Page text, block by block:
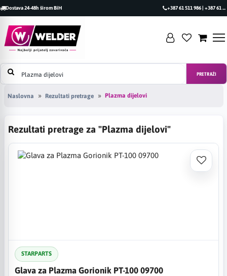
Dostava 24-48h širom BiH +387 61 511 986 | +387 61 493 470
PRETRAŽI
Naslovna Rezultati pretrage Plazma dijelovi
Rezultati pretrage za "Plazma dijelovi"
STARPARTS
Glava za Plazma Gorionik PT-100 09700